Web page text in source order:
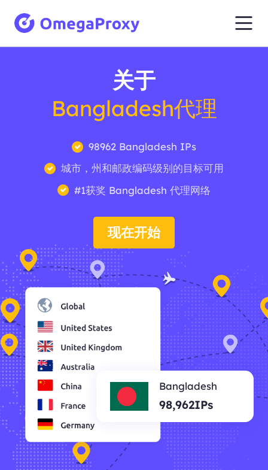
关于
Bangladesh代理
98962 Bangladesh IPs
城市，州和邮政编码级别的目标可用
#1获奖 Bangladesh 代理网络
现在开始
Bangladesh
98,962IPs